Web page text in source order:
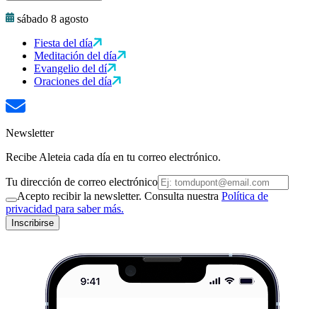
sábado 8 agosto
Fiesta del día
Meditación del día
Evangelio del dí
Oraciones del día
Newsletter
Recibe Aleteia cada día en tu correo electrónico.
Tu dirección de correo electrónico
Acepto recibir la newsletter. Consulta nuestra Política de
privacidad para saber más.
Inscribirse